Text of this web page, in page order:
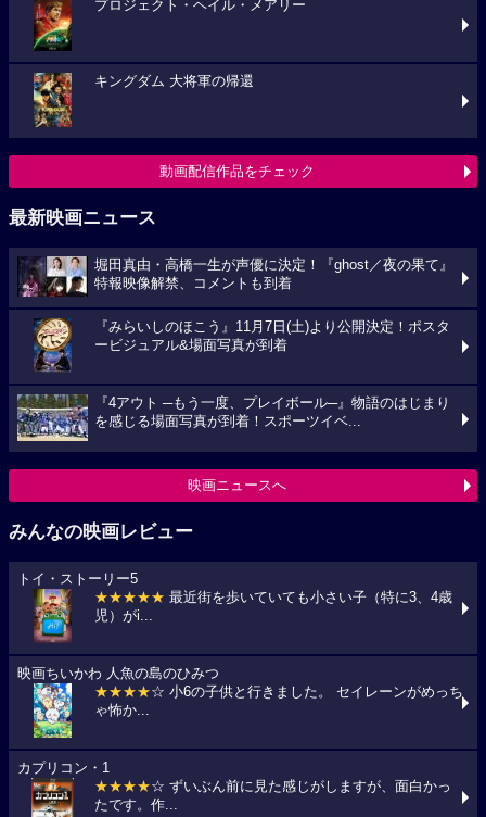
プロジェクト・ヘイル・メアリー
キングダム 大将軍の帰還
動画配信作品をチェック
最新映画ニュース
堀田真由・高橋一生が声優に決定！『ghost／夜の果て』
特報映像解禁、コメントも到着
『みらいしのほこう』11月7日(土)より公開決定！ポスタ
ービジュアル&場面写真が到着
『4アウト ─もう一度、プレイボール─』物語のはじまり
を感じる場面写真が到着！スポーツイベ...
映画ニュースへ
みんなの映画レビュー
トイ・ストーリー5
★★★★★ 最近街を歩いていても小さい子（特に3、4歳
児）がi...
映画ちいかわ 人魚の島のひみつ
★★★★☆ 小6の子供と行きました。 セイレーンがめっち
ゃ怖か...
カプリコン・1
★★★★☆ ずいぶん前に見た感じがしますが、面白かっ
たです。作...